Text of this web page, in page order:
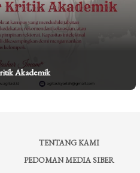
Akademik
TENTANG KAMI
PEDOMAN MEDIA SIBER